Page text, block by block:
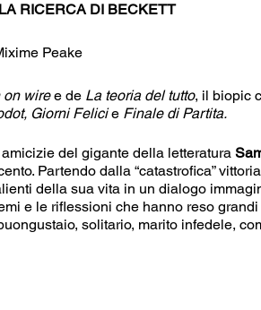
RICERCA DI BECKETT
Peake
on wiree de La teoria del tutto, il biopic
Giorni Felicie Finale di Partita.
del gigante della letteratura
Partendo dalla “catastrofica”
della sua vita in un dialogo
e le riflessioni che hanno reso
solitario, marito infedele,